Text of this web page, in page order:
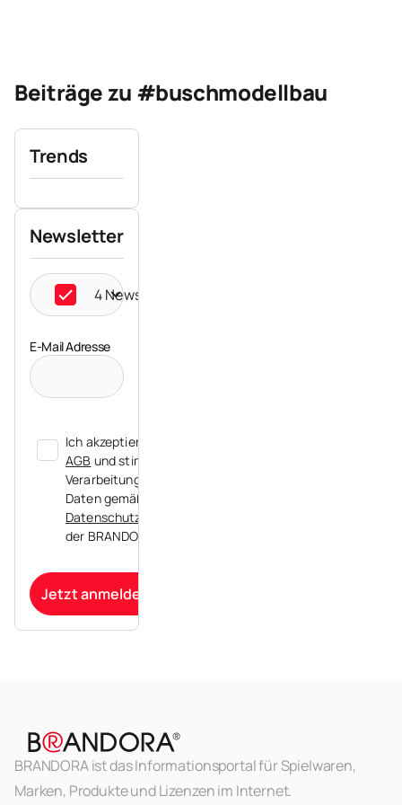
Beiträge zu #buschmodellbau
Trends
Newsletter
4 Newsletter ausgewählt
E-Mail Adresse
Ich akzeptiere die
AGB und stimme der
Verarbeitung meiner
Daten gemäß der
Datenschutzerklärung
der BRANDORA zu.
Jetzt anmelden
BRANDORA ist das Informationsportal für Spielwaren,
Marken, Produkte und Lizenzen im Internet.